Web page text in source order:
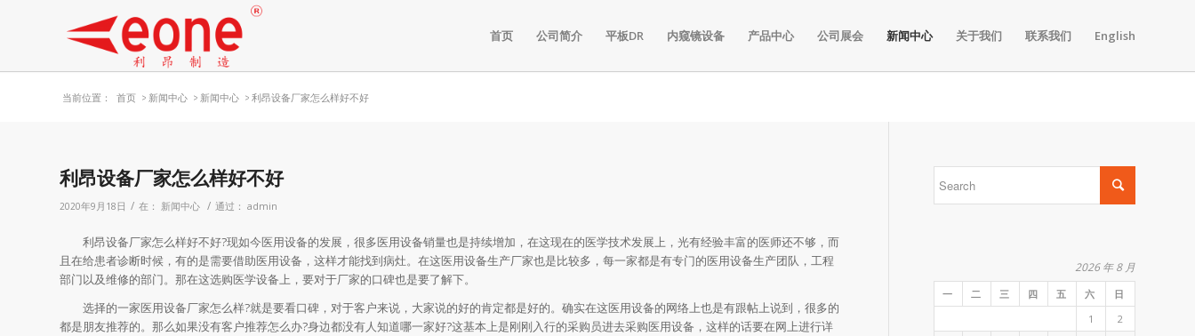
首页 公司简介 平板DR 内窥镜设备 产品中心 公司展会 新闻中心 关于我们 联系我们 English
当前位置： 首页 > 新闻中心 > 新闻中心 > 利昂设备厂家怎么样好不好
利昂设备厂家怎么样好不好
2020年9月18日 / 在： 新闻中心 / 通过： admin
利昂设备厂家怎么样好不好?现如今医用设备的发展，很多医用设备销量也是持续增加，在这现在的医学技术发展上，光有经验丰富的医师还不够，而
且在给患者诊断时候，有的是需要借助医用设备，这样才能找到病灶。在这医用设备生产厂家也是比较多，每一家都是有专门的医用设备生产团队，工程
部门以及维修的部门。那在这选购医学设备上，要对于厂家的口碑也是要了解下。
选择的一家医用设备厂家怎么样?就是要看口碑，对于客户来说，大家说的好的肯定都是好的。确实在这医用设备的网络上也是有跟帖上说到，很多的
都是朋友推荐的。那么如果没有客户推荐怎么办?身边都没有人知道哪一家好?这基本上是刚刚入行的采购员进去采购医用设备，这样的话要在网上进行详
2026 年 8 月
一 二 三 四 五 六
日
1
2